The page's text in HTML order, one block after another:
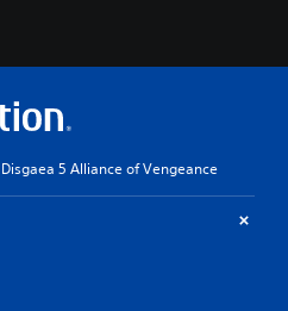
Disgaea 5 Alliance of Vengeance